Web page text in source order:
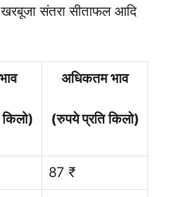
संतरा सीताफल आदि
अधिकतम भाव
(रुपये प्रति किलो)
87 ₹